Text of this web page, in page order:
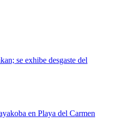
se exhibe desgaste del
en Playa del Carmen